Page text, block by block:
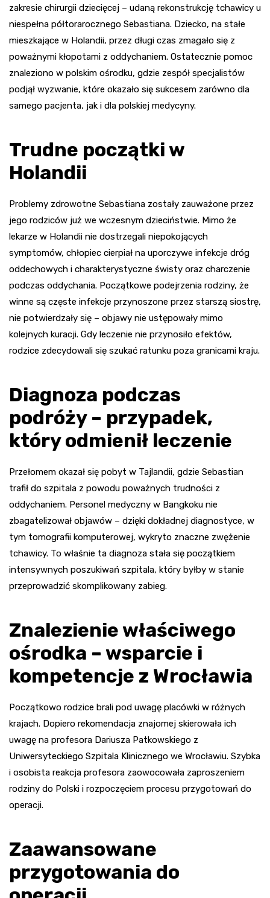
zakresie chirurgii dziecięcej – udaną rekonstrukcję tchawicy u
niespełna półtorarocznego Sebastiana. Dziecko, na stałe
mieszkające w Holandii, przez długi czas zmagało się z
poważnymi kłopotami z oddychaniem. Ostatecznie pomoc
znaleziono w polskim ośrodku, gdzie zespół specjalistów
podjął wyzwanie, które okazało się sukcesem zarówno dla
samego pacjenta, jak i dla polskiej medycyny.
Trudne początki w
Holandii
Problemy zdrowotne Sebastiana zostały zauważone przez
jego rodziców już we wczesnym dzieciństwie. Mimo że
lekarze w Holandii nie dostrzegali niepokojących
symptomów, chłopiec cierpiał na uporczywe infekcje dróg
oddechowych i charakterystyczne świsty oraz charczenie
podczas oddychania. Początkowe podejrzenia rodziny, że
winne są częste infekcje przynoszone przez starszą siostrę,
nie potwierdzały się – objawy nie ustępowały mimo
kolejnych kuracji. Gdy leczenie nie przynosiło efektów,
rodzice zdecydowali się szukać ratunku poza granicami kraju.
Diagnoza podczas
podróży – przypadek,
który odmienił leczenie
Przełomem okazał się pobyt w Tajlandii, gdzie Sebastian
trafił do szpitala z powodu poważnych trudności z
oddychaniem. Personel medyczny w Bangkoku nie
zbagatelizował objawów – dzięki dokładnej diagnostyce, w
tym tomografii komputerowej, wykryto znaczne zwężenie
tchawicy. To właśnie ta diagnoza stała się początkiem
intensywnych poszukiwań szpitala, który byłby w stanie
przeprowadzić skomplikowany zabieg.
Znalezienie właściwego
ośrodka – wsparcie i
kompetencje z Wrocławia
Początkowo rodzice brali pod uwagę placówki w różnych
krajach. Dopiero rekomendacja znajomej skierowała ich
uwagę na profesora Dariusza Patkowskiego z
Uniwersyteckiego Szpitala Klinicznego we Wrocławiu. Szybka
i osobista reakcja profesora zaowocowała zaproszeniem
rodziny do Polski i rozpoczęciem procesu przygotowań do
operacji.
Zaawansowane
przygotowania do